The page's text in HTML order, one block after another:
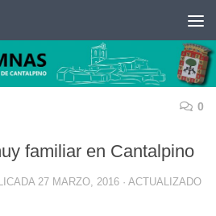
0
familiar en Cantalpino
27 MARZO, 2016 · ACTUALIZADO